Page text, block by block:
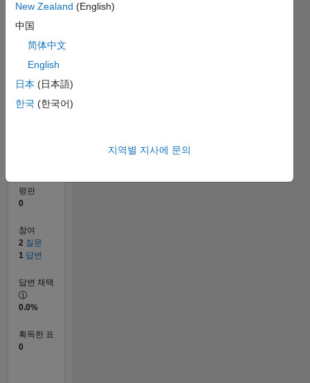
0
L
06/16
07/17
08/18
09/19
10/20
11/21
12/22
01/24
02/25
03/26
09/17
12/18
03/20
06/21
09/22
12/23
03/25
06/26
11/17
04/19
09/20
02/22
07/23
12/24
05/26
타임라인
평판
0
참여
2 질문
1 답변
답변 채택
0.0%
획득한 표
0
New Zealand (English)
中国
简体中文
English
日本 (日本語)
한국 (한국어)
지역별 지사에 문의